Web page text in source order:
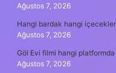
Ağustos 7, 2026
Hangi bardak hangi içecekler
Ağustos 7, 2026
Göl Evi filmi hangi platformda
Ağustos 7, 2026